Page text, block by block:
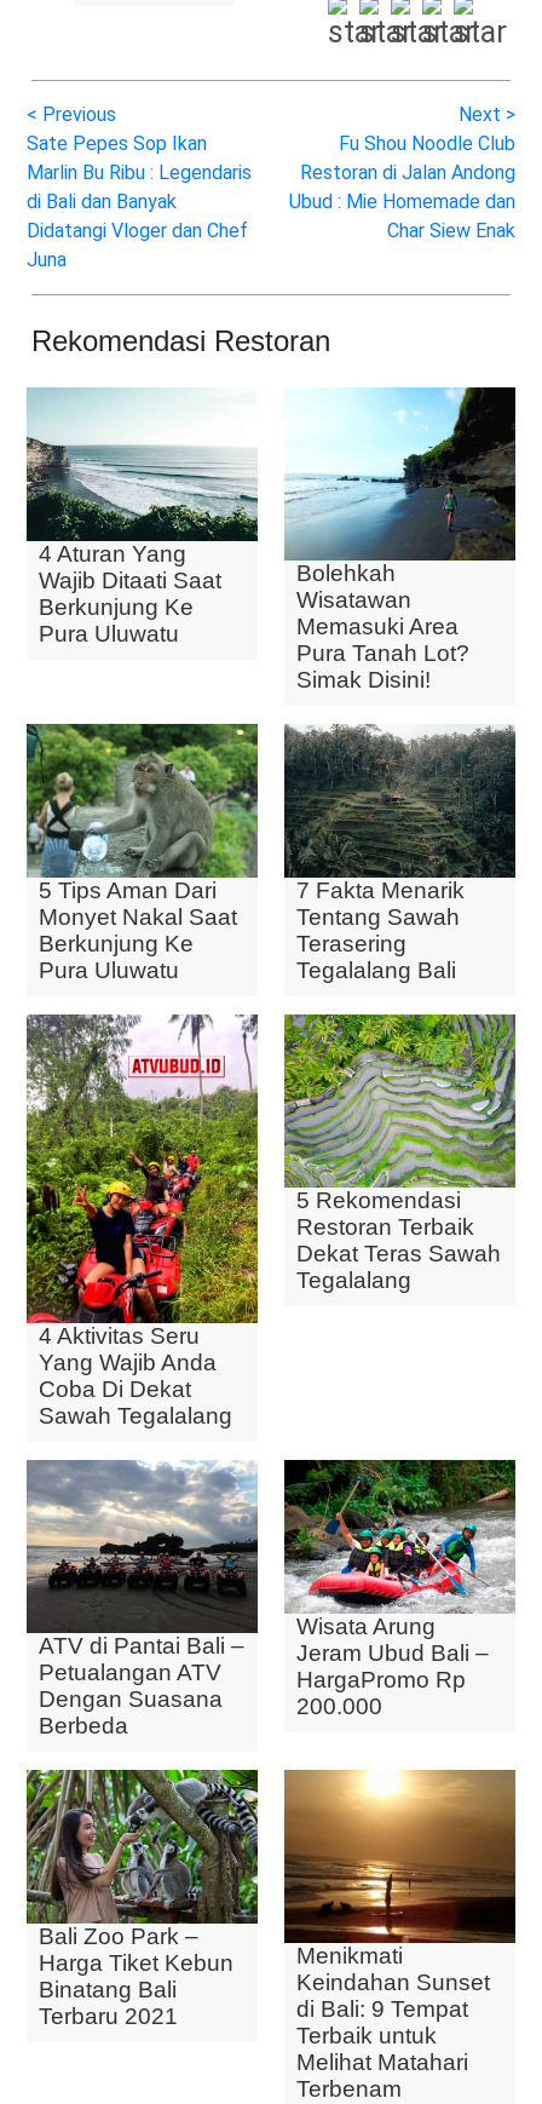
< Previous
Sate Pepes Sop Ikan
Marlin Bu Ribu : Legendaris
di Bali dan Banyak
Didatangi Vloger dan Chef
Juna
Next >
Fu Shou Noodle Club
Restoran di Jalan Andong
Ubud : Mie Homemade dan
Char Siew Enak
Rekomendasi Restoran
4 Aturan Yang
Wajib Ditaati Saat
Berkunjung Ke
Pura Uluwatu
Bolehkah
Wisatawan
Memasuki Area
Pura Tanah Lot?
Simak Disini!
5 Tips Aman Dari
Monyet Nakal Saat
Berkunjung Ke
Pura Uluwatu
7 Fakta Menarik
Tentang Sawah
Terasering
Tegalalang Bali
4 Aktivitas Seru
Yang Wajib Anda
Coba Di Dekat
Sawah Tegalalang
5 Rekomendasi
Restoran Terbaik
Dekat Teras Sawah
Tegalalang
ATV di Pantai Bali –
Petualangan ATV
Dengan Suasana
Berbeda
Wisata Arung
Jeram Ubud Bali –
HargaPromo Rp
200.000
Bali Zoo Park –
Harga Tiket Kebun
Binatang Bali
Terbaru 2021
Menikmati
Keindahan Sunset
di Bali: 9 Tempat
Terbaik untuk
Melihat Matahari
Terbenam